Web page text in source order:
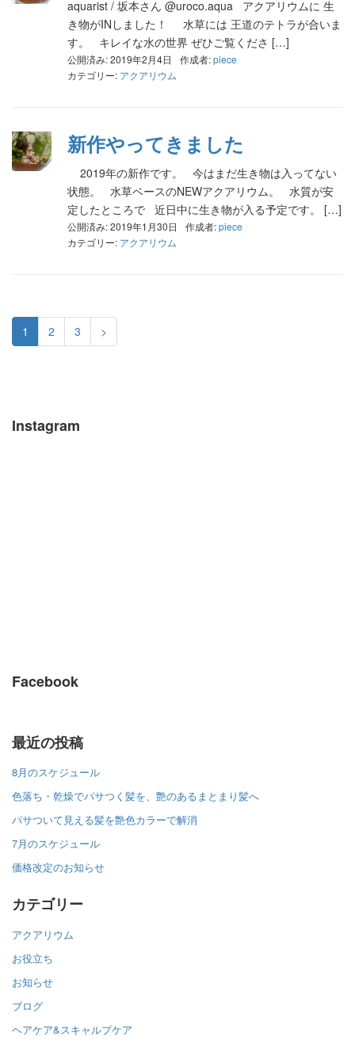
aquarist / 坂本さん @uroco.aqua アクアリウムに 生
き物がINしました！ 水草には 王道のテトラが合いま
す。 キレイな水の世界 ぜひご覧くださ […]
公開済み: 2019年2月4日 作成者:piece
カテゴリー: アクアリウム
新作やってきました
2019年の新作です。 今はまだ生き物は入ってない
状態。 水草ベースのNEWアクアリウム。 水質が安
定したところで 近日中に生き物が入る予定です。 […]
公開済み: 2019年1月30日 作成者:piece
カテゴリー: アクアリウム
1 2 3 >
Instagram
Facebook
最近の投稿
8月のスケジュール
色落ち・乾燥でパサつく髪を、艶のあるまとまり髪へ
パサついて見える髪を艶色カラーで解消
7月のスケジュール
価格改定のお知らせ
カテゴリー
アクアリウム
お役立ち
お知らせ
ブログ
ヘアケア&スキャルプケア